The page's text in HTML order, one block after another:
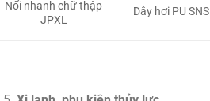
Nối nhanh chữ thập
JPXL
Dây hơi PU SNS